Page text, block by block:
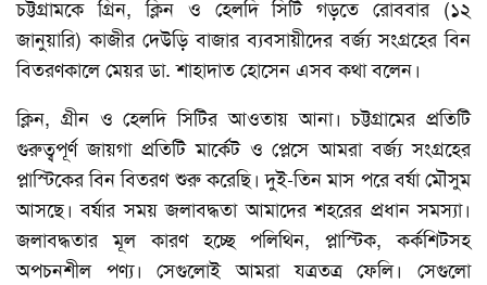
চট্টগ্রামকে গ্রিন, ক্লিন ও হেলদি সিটি গড়তে রোববার (১২
জানুয়ারি) কাজীর দেউড়ি বাজার ব্যবসায়ীদের বর্জ্য সংগ্রহের বিন
বিতরণকালে মেয়র ডা. শাহাদাত হোসেন এসব কথা বলেন।
ক্লিন, গ্রীন ও হেলদি সিটির আওতায় আনা। চট্টগ্রামের প্রতিটি
গুরুত্বপূর্ণ জায়গা প্রতিটি মার্কেট ও প্লেসে আমরা বর্জ্য সংগ্রহের
প্লাস্টিকের বিন বিতরণ শুরু করেছি। দুই-তিন মাস পরে বর্ষা মৌসুম
আসছে। বর্ষার সময় জলাবদ্ধতা আমাদের শহরের প্রধান সমস্যা।
জলাবদ্ধতার মূল কারণ হচ্ছে পলিথিন, প্লাস্টিক, কর্কশিটসহ
অপচনশীল পণ্য। সেগুলোই আমরা যত্রতত্র ফেলি। সেগুলো